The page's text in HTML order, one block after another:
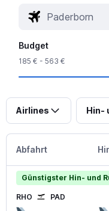
Budget
185 € - 563 €
Airlines Hin-
Abfahrt
Günstigster Hin- und
RHO PAD